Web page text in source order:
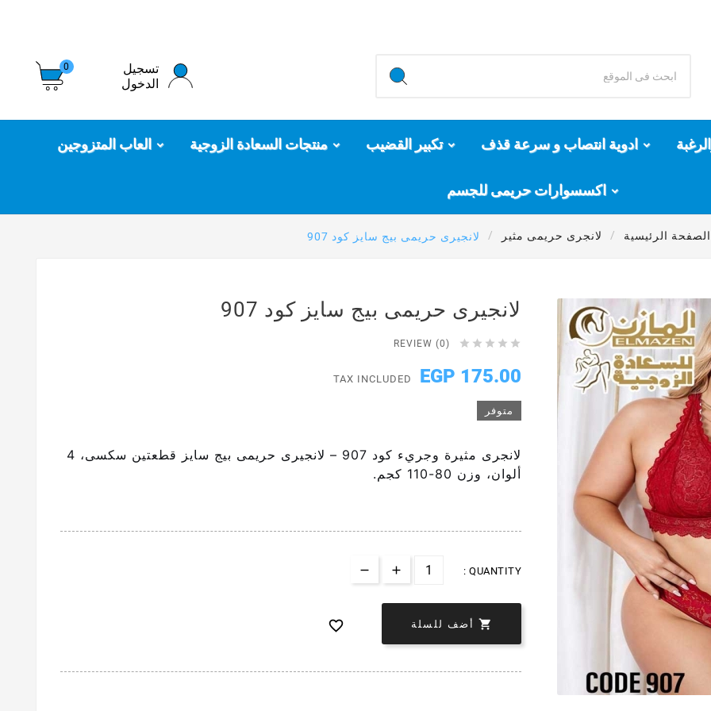
تسجيل
الدخول
0
ادوية انتصاب و سرعة قذف تكبير القضيب منتجات السعادة الزوجية العاب المتزوجين
اكسسوارات حريمى للجسم
الصفحة الرئيسية لانجرى حريمى مثير لانجيرى حريمى بيج سايز كود 907
لانجيرى حريمى بيج سايز كود 907





REVIEW (0)
175.00 EGP
TAX INCLUDED
متوفر
لانجرى مثيرة وجريء كود 907 – لانجيرى حريمى بيج سايز قطعتين سكسى، 4
ألوان، وزن 80-110 كجم.
QUANTITY :
 أضف للسلة 